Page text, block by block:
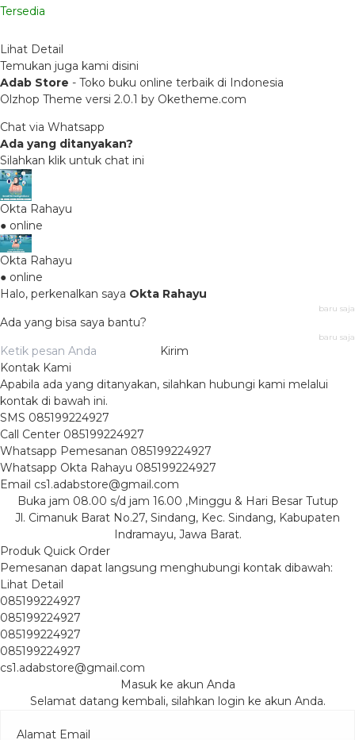
Tersedia
Lihat Detail
Temukan juga kami disini
Adab Store - Toko buku online terbaik di Indonesia
Olzhop Theme versi 2.0.1 by Oketheme.com
Chat via Whatsapp
Ada yang ditanyakan?
Silahkan klik untuk chat ini
Okta Rahayu
● online
Okta Rahayu
● online
Halo, perkenalkan saya Okta Rahayu
baru saja
Ada yang bisa saya bantu?
baru saja
Kirim
Kontak Kami
Apabila ada yang ditanyakan, silahkan hubungi kami melalui
kontak di bawah ini.
SMS 085199224927
Call Center 085199224927
Whatsapp Pemesanan 085199224927
Whatsapp Okta Rahayu 085199224927
Email cs1.adabstore@gmail.com
Buka jam 08.00 s/d jam 16.00 ,Minggu & Hari Besar Tutup
Jl. Cimanuk Barat No.27, Sindang, Kec. Sindang, Kabupaten
Indramayu, Jawa Barat.
Produk Quick Order
Pemesanan dapat langsung menghubungi kontak dibawah:
Lihat Detail
085199224927
085199224927
085199224927
085199224927
cs1.adabstore@gmail.com
Masuk ke akun Anda
Selamat datang kembali, silahkan login ke akun Anda.
Alamat Email